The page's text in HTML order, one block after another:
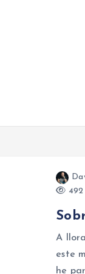
492
A
este
he